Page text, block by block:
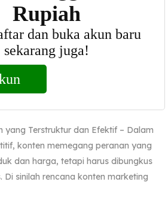
yang Terstruktur dan Efektif – Dalam
konten memegang peranan yang
dan harga, tetapi harus dibungkus
sinilah rencana konten marketing